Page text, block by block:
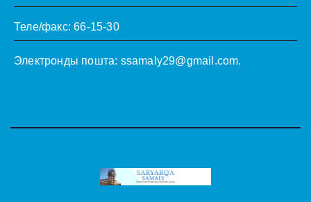
Теле/факс: 66-15-30
Электронды пошта: ssamaly29@gmail.com.